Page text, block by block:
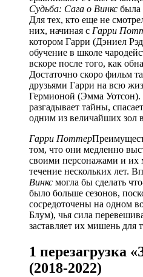
Судьба: Сага о Винкс была
Для тех, кто еще не
них, начиная с Гарри
котором Гарри (Дэниел
обучение в школе
вскоре после того, как
Достаточно скоро фильм
друзьями Гарри на всю
Гермионой (Эмма
разгадывает тайны,
одним из величайших зол
Гарри Поттер
том, что они медленно
своими персонажами и их
течение нескольких лет.
Винкс могла бы сделать
было больше сезонов,
сосредоточены на одном
Блум), чья сила
заставляет их мишень для
1 перезагрузка
(2018-2022)